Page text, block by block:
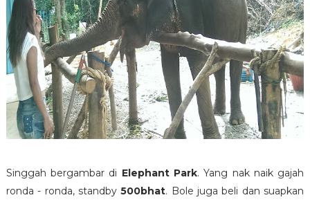
Singgah bergambar di Elephant Park. Yang nak naik gajah
ronda - ronda, standby500bhat. Bole juga beli dan suapkan